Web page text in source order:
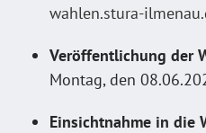
wahlen.stura-
Veröffentlichung der
Montag, den
Einsichtnahme in die